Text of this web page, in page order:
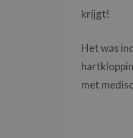
krijgt!
Het was
met